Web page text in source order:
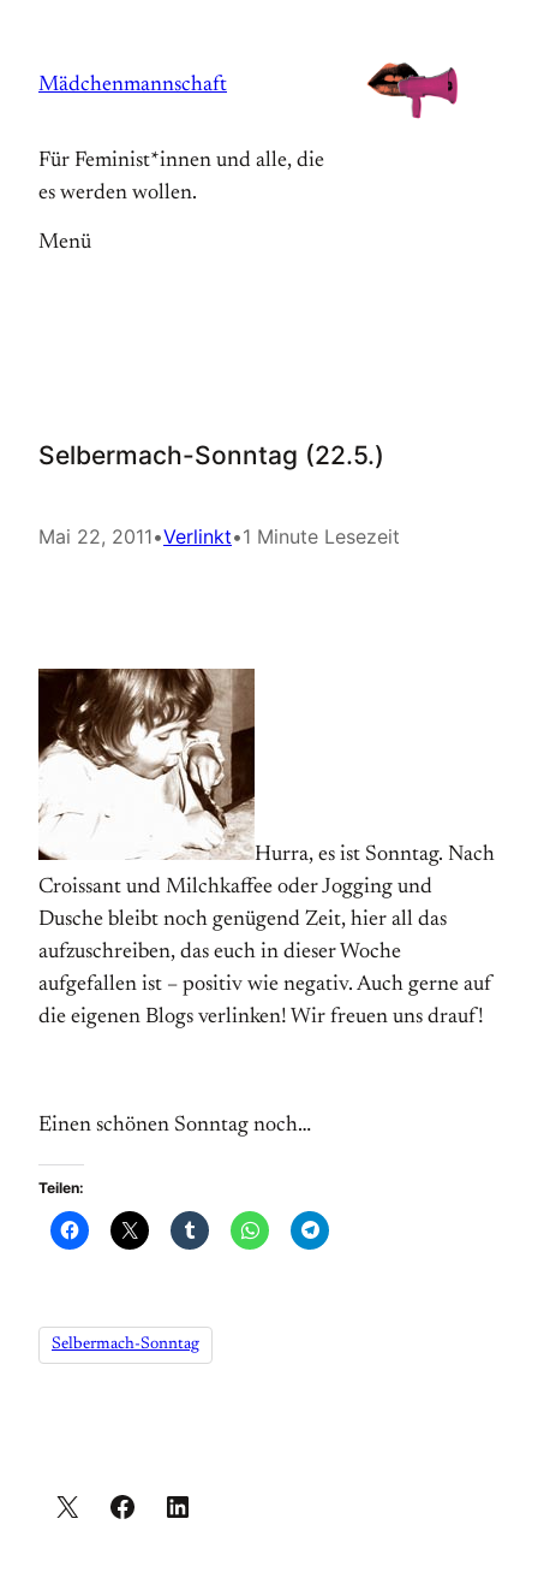
springen
Mädchenmannschaft
Für Feminist*innen und alle, die
es werden wollen.
Menü
Selbermach-Sonntag (22.5.)
Mai 22, 2011•Verlinkt•1 Minute Lesezeit
Hurra, es ist Sonntag. Nach
Croissant und Milchkaffee oder Jogging und
Dusche bleibt noch genügend Zeit, hier all das
aufzuschreiben, das euch in dieser Woche
aufgefallen ist – positiv wie negativ. Auch gerne auf
die eigenen Blogs verlinken! Wir freuen uns drauf!
Einen schönen Sonntag noch…
Teilen:
Selbermach-Sonntag